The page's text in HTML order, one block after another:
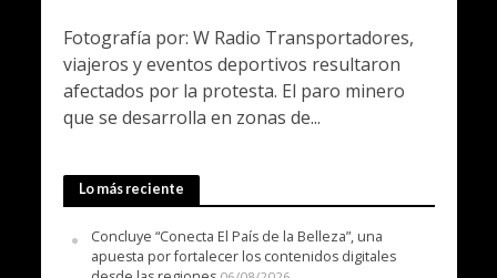
Fotografía por: W Radio Transportadores,
viajeros y eventos deportivos resultaron
afectados por la protesta. El paro minero
que se desarrolla en zonas de...
Lo más reciente
Concluye “Conecta El País de la Belleza”, una
apuesta por fortalecer los contenidos digitales